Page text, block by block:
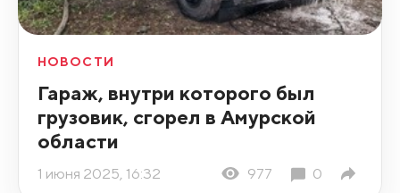
НОВОСТИ
Гараж, внутри которого был
грузовик, сгорел в Амурской
области
1 июня 2025, 16:32 977 0